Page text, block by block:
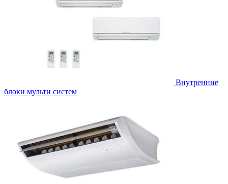
Внутренние
блоки мульти систем